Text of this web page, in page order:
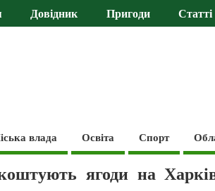
Довідник Пригоди Статті
влада Освіта Спорт
ягоди на